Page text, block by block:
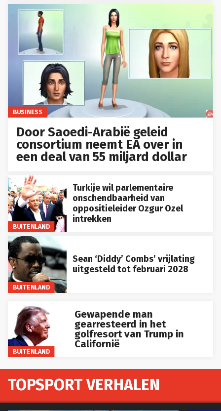
BUSINESS
Door Saoedi-Arabië geleid
consortium neemt EA over in
een deal van 55 miljard dollar
BUITENLAND
Turkije wil parlementaire
onschendbaarheid van
oppositieleider Ozgur Ozel
intrekken
BUITENLAND
Sean ‘Diddy’ Combs’ vrijlating
uitgesteld tot februari 2028
BUITENLAND
Gewapende man
gearresteerd in het
golfresort van Trump in
Californië
TOPSPORT VERHALEN